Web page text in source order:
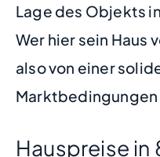
Lage des Objekts
Wer hier sein Haus
also von einer
Hauspreise in